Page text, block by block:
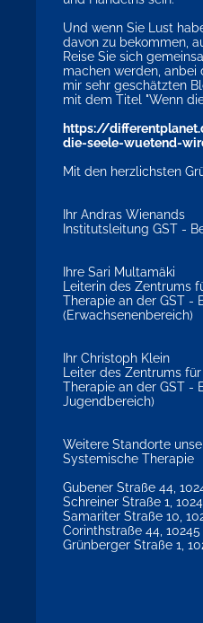
Und wenn Sie Lust
davon zu bekommen,
Reise Sie sich
machen werden, anbei
mir sehr geschätzten
mit dem Titel "Wenn
https://
die-seele-wuetend-
Mit den herzlichsten
Ihr Andras Wienands
Institutsleitung GST -
Ihre Sari Multamäki
Leiterin des Zentrums
Therapie an der GST -
(Erwachsenenbereich)
Ihr Christoph Klein
Leiter des Zentrums
Therapie an der GST -
Jugendbereich)
Weitere Standorte
Systemische Therapie
Gubener Straße 44,
Schreiner Straße 1,
Samariter Straße 10,
Corinthstraße 44,
Grünberger Straße 1,